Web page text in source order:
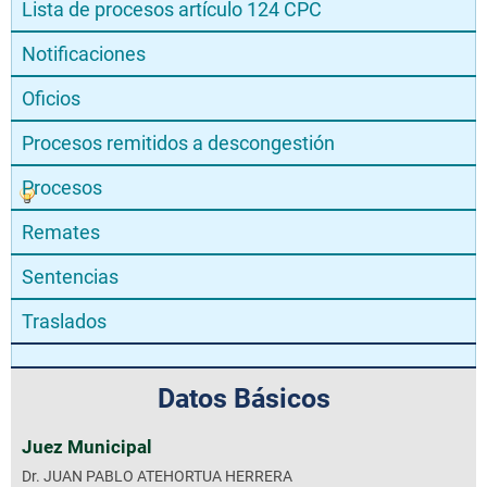
Lista de procesos artículo 124 CPC
Notificaciones
Oficios
Procesos remitidos a descongestión
Procesos
Remates
Sentencias
Traslados
Datos Básicos
Juez Municipal
Dr. JUAN PABLO ATEHORTUA HERRERA